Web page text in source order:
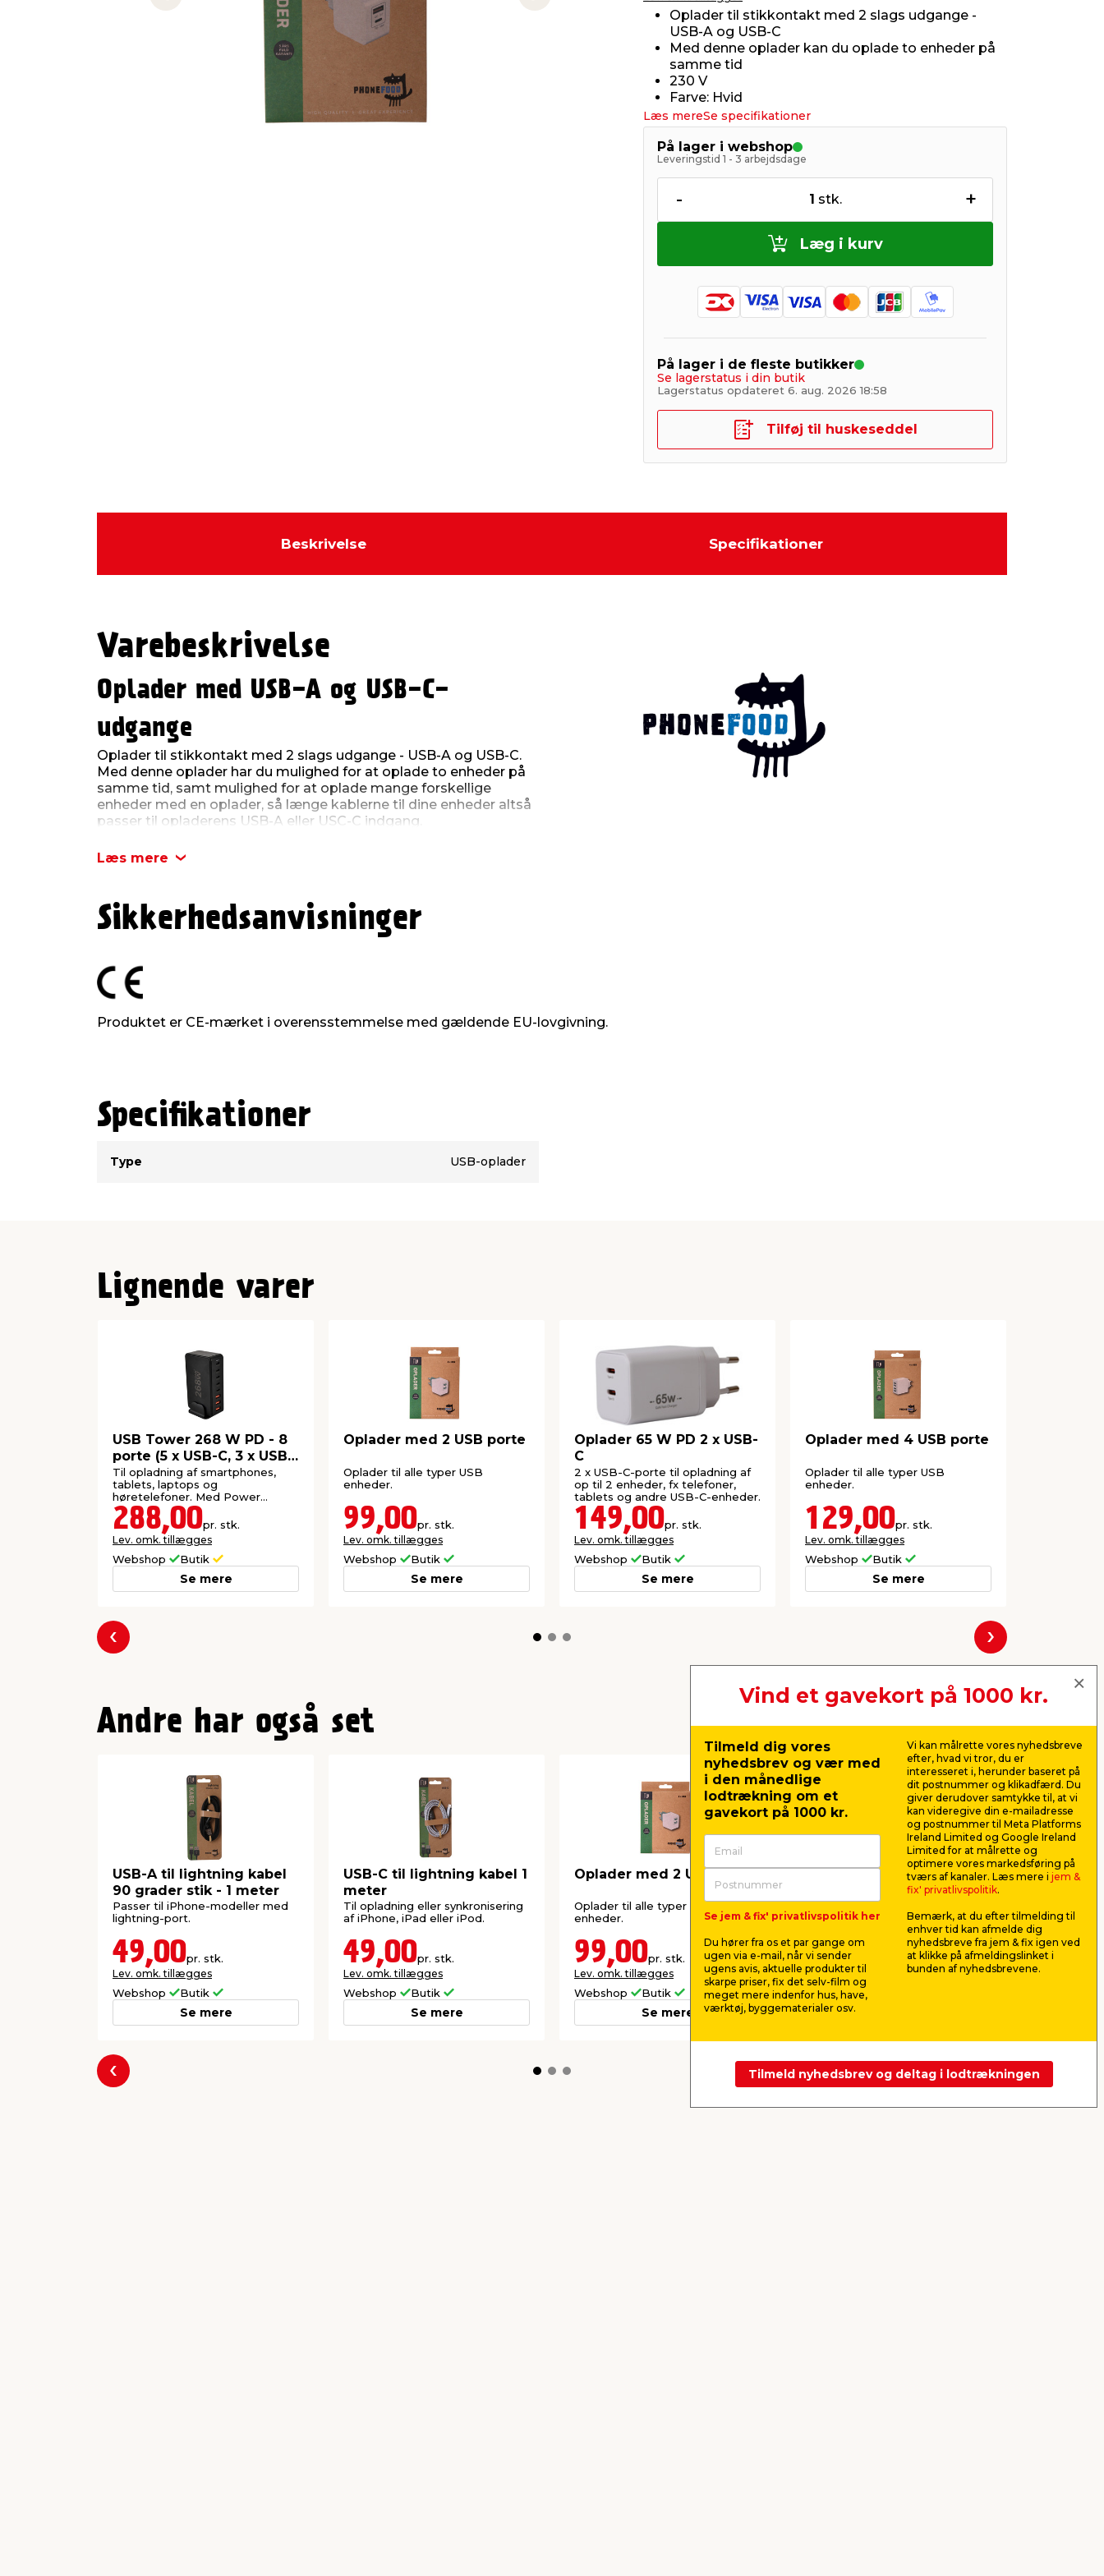
Previous slide Next slide
Oplader til stikkontakt med 2 slags udgange -
USB-A og USB-C
Med denne oplader kan du oplade to enheder på
samme tid
230 V
Farve: Hvid
Læs mereSe specifikationer
På lager i webshop
Leveringstid 1 - 3 arbejdsdage
- 1 stk. +
Læg i kurv
På lager i de fleste butikker
Se lagerstatus i din butik
Lagerstatus opdateret 6. aug. 2026 18:58
Tilføj til huskeseddel
Beskrivelse Specifikationer
Varebeskrivelse
Oplader med USB-A og USB-C-
udgange
Oplader til stikkontakt med 2 slags udgange - USB-A og USB-C.
Med denne oplader har du mulighed for at oplade to enheder på
samme tid, samt mulighed for at oplade mange forskellige
enheder med en oplader, så længe kablerne til dine enheder altså
passer til opladerens USB-A eller USC-C indgang.
230 V
Læs mere
Sikkerhedsanvisninger
Produktet er CE-mærket i overensstemmelse med gældende EU-lovgivning.
Specifikationer
Type
USB-oplader
Lignende varer
USB Tower 268 W PD - 8
porte (5 x USB-C, 3 x USB-
A)
Til opladning af smartphones,
tablets, laptops og
høretelefoner. Med Power
Delivery (PD).
288,00pr. stk.
Lev. omk. tillægges
Webshop Butik
Se mere
Oplader med 2 USB porte
Oplader til alle typer USB
enheder.
99,00pr. stk.
Lev. omk. tillægges
Webshop Butik
Se mere
Oplader 65 W PD 2 x USB-
C
2 x USB-C-porte til opladning af
op til 2 enheder, fx telefoner,
tablets og andre USB-C-enheder.
149,00pr. stk.
Lev. omk. tillægges
Webshop Butik
Se mere
Oplader med 4 USB porte
Oplader til alle typer USB
enheder.
129,00pr. stk.
Lev. omk. tillægges
Webshop Butik
Se mere
Forrige Næste
Andre har også set
USB-A til lightning kabel
90 grader stik - 1 meter
Passer til iPhone-modeller med
lightning-port.
49,00pr. stk.
Lev. omk. tillægges
Webshop Butik
Se mere
USB-C til lightning kabel 1
meter
Til opladning eller synkronisering
af iPhone, iPad eller iPod.
49,00pr. stk.
Lev. omk. tillægges
Webshop Butik
Se mere
Oplader med 2 USB porte
Oplader til alle typer USB
enheder.
99,00pr. stk.
Lev. omk. tillægges
Webshop Butik
Se mere
Døgnur indendørs m/30
min. interval - Elworks
Inddelt i intervaller a 30 minutter.
Til indendørs brug.
19,00 pr. stk.
Lev. omk. tillægges
Webshop
USB-A
port.
Lev. omk.
Forrige Næste
Vind et gavekort på 1000 kr.
Tilmeld dig vores
nyhedsbrev og vær med
i den månedlige
lodtrækning om et
gavekort på 1000 kr.
Se jem & fix' privatlivspolitik her
Du hører fra os et par gange om
ugen via e-mail, når vi sender
ugens avis, aktuelle produkter til
skarpe priser, fix det selv-film og
meget mere indenfor hus, have,
værktøj, byggematerialer osv.
Vi kan målrette vores nyhedsbreve
efter, hvad vi tror, du er
interesseret i, herunder baseret på
dit postnummer og klikadfærd. Du
giver derudover samtykke til, at vi
kan videregive din e-mailadresse
og postnummer til Meta Platforms
Ireland Limited og Google Ireland
Limited for at målrette og
optimere vores markedsføring på
tværs af kanaler. Læs mere i jem &
fix' privatlivspolitik.
Bemærk, at du efter tilmelding til
enhver tid kan afmelde dig
nyhedsbreve fra jem & fix igen ved
at klikke på afmeldingslinket i
bunden af nyhedsbrevene.
Tilmeld nyhedsbrev og deltag i lodtrækningen